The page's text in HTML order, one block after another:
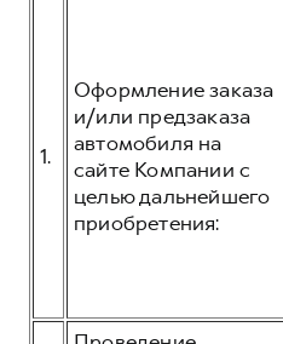
Внедорожники
Конфигуратор модели
Горячая линия
8 (800) 511-59-86
Горячая линия
8 (800) 511-59-86
1.
Оформление заказа
и/или предзаказа
автомобиля на
сайте Компании с
целью дальнейшего
приобретения: